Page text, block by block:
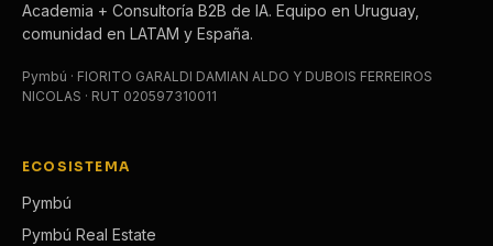
Academia + Consultoría B2B de IA. Equipo en Uruguay,
comunidad en LATAM y España.
Pymbú · FIORITO GARALDI DAMIAN ALDO Y DUBOIS FERREIROS
NICOLAS · RUT 020597310011
ECOSISTEMA
Pymbú
Pymbú Real Estate